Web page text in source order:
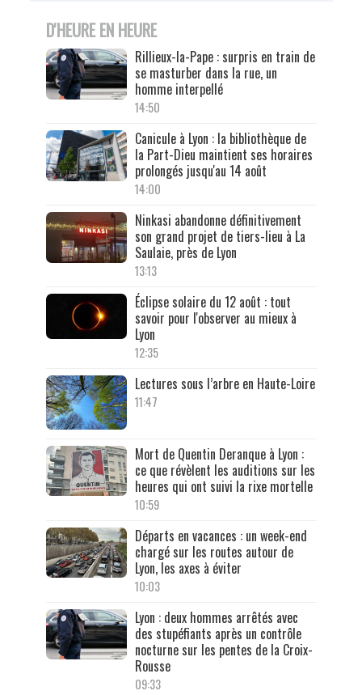
D'HEURE EN HEURE
Rillieux-la-Pape : surpris en train de
se masturber dans la rue, un
homme interpellé
14:50
Canicule à Lyon : la bibliothèque de
la Part-Dieu maintient ses horaires
prolongés jusqu'au 14 août
14:00
Ninkasi abandonne définitivement
son grand projet de tiers-lieu à La
Saulaie, près de Lyon
13:13
Éclipse solaire du 12 août : tout
savoir pour l'observer au mieux à
Lyon
12:35
Lectures sous l’arbre en Haute-Loire
11:47
Mort de Quentin Deranque à Lyon :
ce que révèlent les auditions sur les
heures qui ont suivi la rixe mortelle
10:59
Départs en vacances : un week-end
chargé sur les routes autour de
Lyon, les axes à éviter
10:03
Lyon : deux hommes arrêtés avec
des stupéfiants après un contrôle
nocturne sur les pentes de la Croix-
Rousse
09:33